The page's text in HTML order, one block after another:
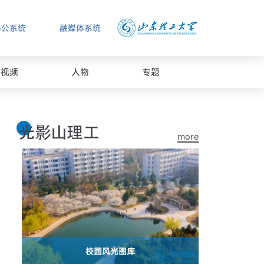
融媒体系统
系统
视频 人物 专题
more
校园风光图库 山东理工大学2026年春季运